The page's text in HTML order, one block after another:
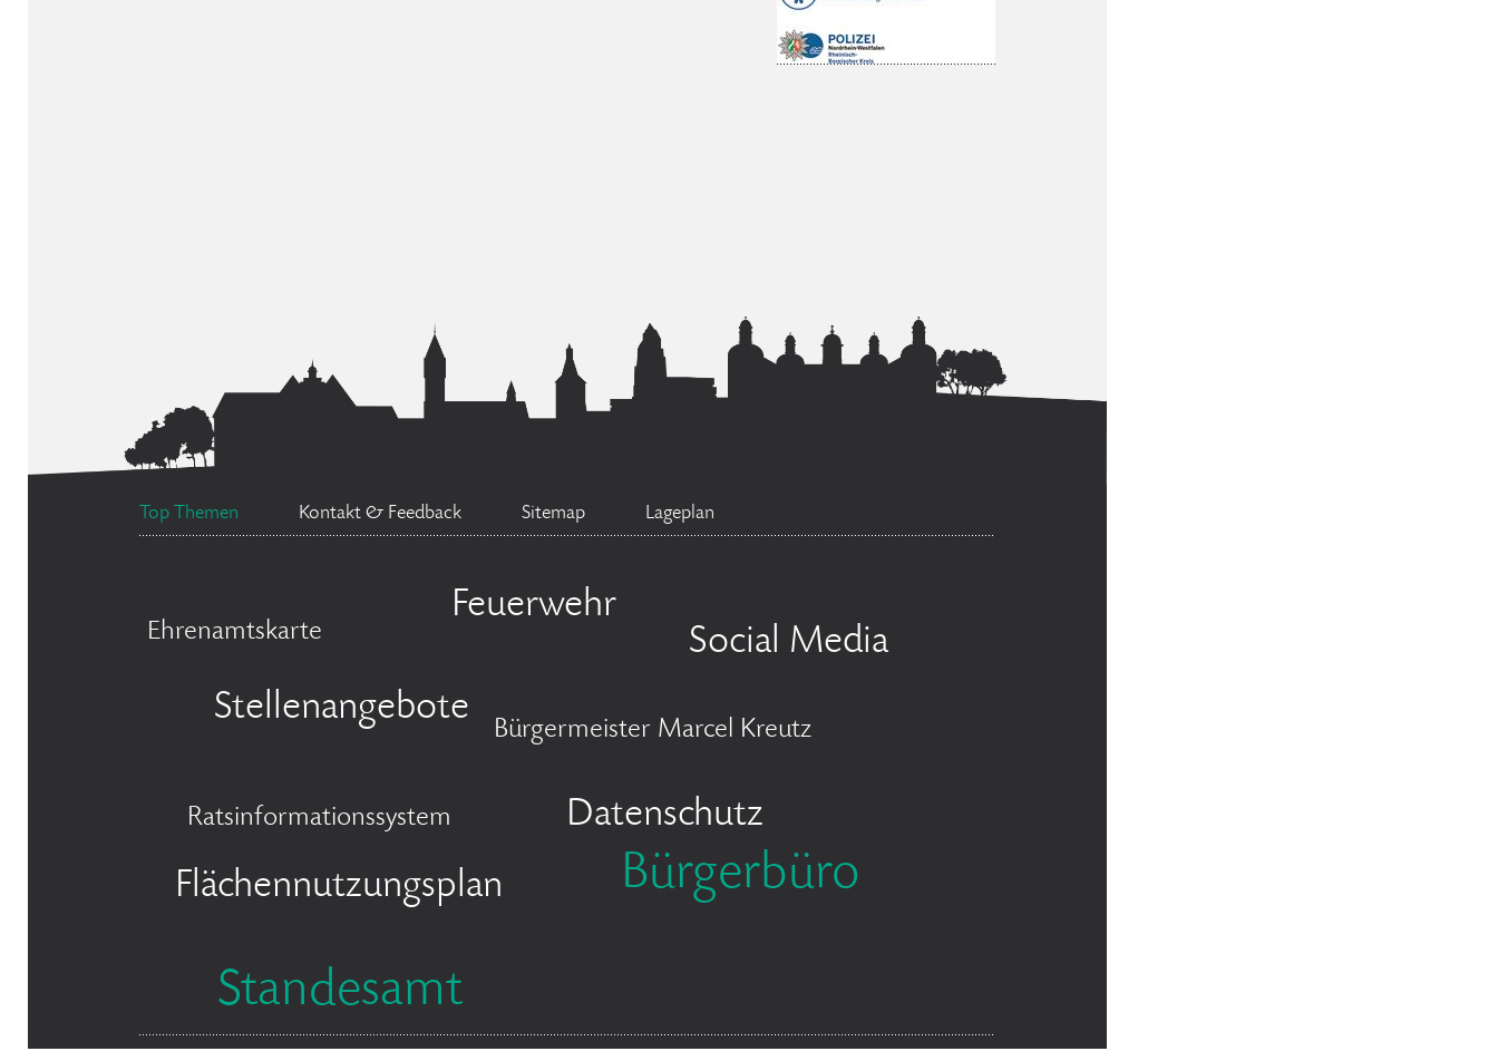
Top Themen Kontakt & Feedback Sitemap Lageplan
Ehrenamtskarte
Feuerwehr
Social Media
Stellenangebote
Bürgermeister Marcel Kreutz
Ratsinformationssystem
Datenschutz
Flächennutzungsplan
Bürgerbüro
Standesamt